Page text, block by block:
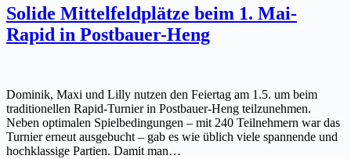
Solide Mittelfeldplätze beim 1. Mai-
Rapid in Postbauer-Heng
Dominik, Maxi und Lilly nutzen den Feiertag am 1.5. um beim
traditionellen Rapid-Turnier in Postbauer-Heng teilzunehmen.
Neben optimalen Spielbedingungen – mit 240 Teilnehmern war das
Turnier erneut ausgebucht – gab es wie üblich viele spannende und
hochklassige Partien. Damit man…